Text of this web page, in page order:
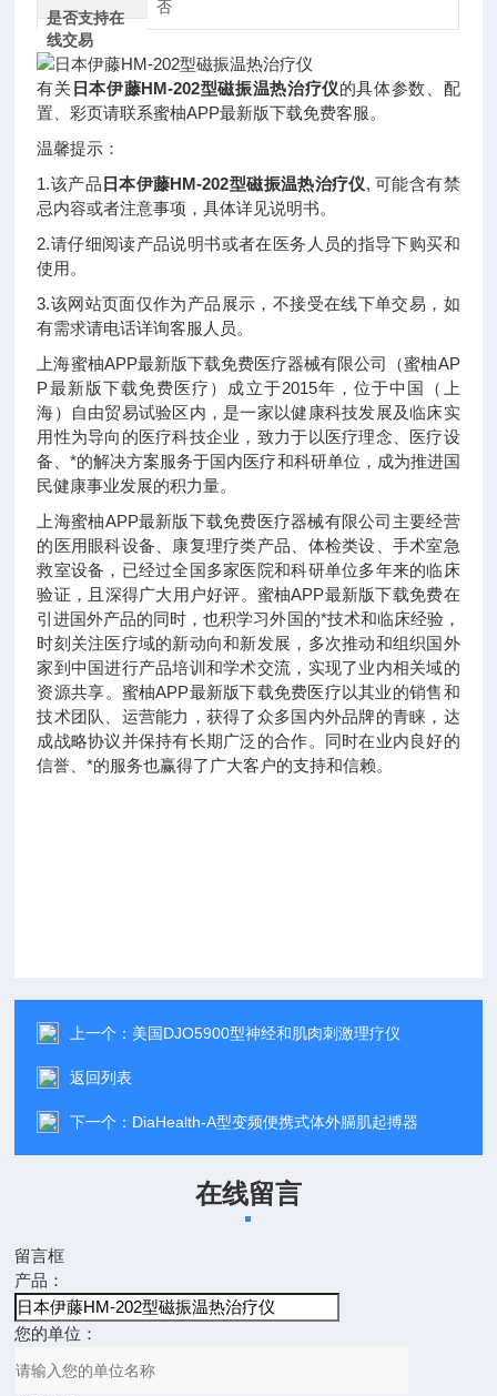
是否支持在
线交易
否
有关 日本伊藤HM-202型磁振温热治疗仪的具体参数、配
置、彩页请联系蜜柚APP最新版下载免费客服。
温馨提示：
1.该产品 日本伊藤HM-202型磁振温热治疗仪, 可能含有禁
忌内容或者注意事项，具体详见说明书。
2.请仔细阅读产品说明书或者在医务人员的指导下购买和
使用。
3.该网站页面仅作为产品展示，不接受在线下单交易，如
有需求请电话详询客服人员。
上海蜜柚APP最新版下载免费医疗器械有限公司（蜜柚AP
P最新版下载免费医疗）成立于2015年，位于中国（上
海）自由贸易试验区内，是一家以健康科技发展及临床实
用性为导向的医疗科技企业，致力于以医疗理念、医疗设
备、*的解决方案服务于国内医疗和科研单位，成为推进国
民健康事业发展的积力量。
上海蜜柚APP最新版下载免费医疗器械有限公司主要经营
的医用眼科设备、康复理疗类产品、体检类设、手术室急
救室设备，已经过全国多家医院和科研单位多年来的临床
验证，且深得广大用户好评。蜜柚APP最新版下载免费在
引进国外产品的同时，也积学习外国的*技术和临床经验，
时刻关注医疗域的新动向和新发展，多次推动和组织国外
家到中国进行产品培训和学术交流，实现了业内相关域的
资源共享。蜜柚APP最新版下载免费医疗以其业的销售和
技术团队、运营能力，获得了众多国内外品牌的青睐，达
成战略协议并保持有长期广泛的合作。同时在业内良好的
信誉、*的服务也赢得了广大客户的支持和信赖。
上一个： 美国DJO5900型神经和肌肉刺激理疗仪
返回列表
下一个： DiaHealth-A型变频便携式体外膈肌起搏器
在线留言
留言框
产品：
您的单位：